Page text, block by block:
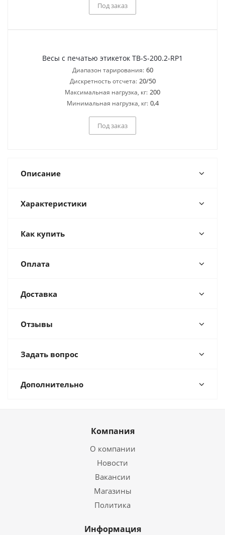
Под заказ
Весы с печатью этикеток TB-S-200.2-RP1
Диапазон тарирования: 60
Дискретность отсчета: 20/50
Максимальная нагрузка, кг: 200
Минимальная нагрузка, кг: 0,4
Под заказ
Описание
Характеристики
Как купить
Оплата
Доставка
Отзывы
Задать вопрос
Дополнительно
Компания
О компании
Новости
Вакансии
Магазины
Политика
Информация